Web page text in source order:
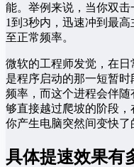
能。举例来说，当你双
1到3秒内，迅速冲到最
至正常频率。
微软的工程师发觉，在
是程序启动的那一短暂
频率，而这个进程会伴
够直接越过爬坡的阶段
你产生电脑突然间变快了
具体提速效果有